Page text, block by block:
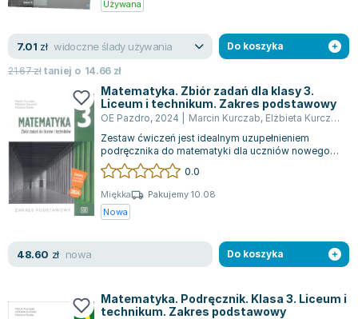
Używana
7.01 zł widoczne ślady używania
21.67złtaniej o 14.66 zł
Do koszyka
Matematyka. Zbiór zadań dla klasy 3.
Liceum i technikum. Zakres podstawowy
OE Pazdro, 2024 Marcin Kurczab, Elżbieta Kurczab
Zestaw ćwiczeń jest idealnym uzupełnieniem
podręcznika do matematyki dla uczniów nowego
4-letniego liceum i 5-letniego technikum,...
0.0
Miękka
Pakujemy 10.08
Nowa
48.60 zł nowa Do koszyka
Matematyka. Podręcznik. Klasa 3. Liceum i
technikum. Zakres podstawowy